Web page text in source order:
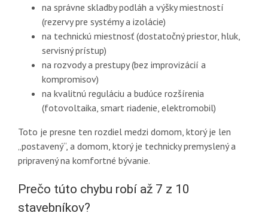
na správne skladby podláh a výšky miestností
(rezervy pre systémy a izolácie)
na technickú miestnosť (dostatočný priestor, hluk,
servisný prístup)
na rozvody a prestupy (bez improvizácií a
kompromisov)
na kvalitnú reguláciu a budúce rozšírenia
(fotovoltaika, smart riadenie, elektromobil)
Toto je presne ten rozdiel medzi domom, ktorý je len
„postavený“, a domom, ktorý je technicky premyslený a
pripravený na komfortné bývanie.
Prečo túto chybu robí až 7 z 10
stavebníkov?